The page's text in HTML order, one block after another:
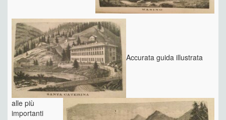
Accurata guida illustrata
alle più
importanti